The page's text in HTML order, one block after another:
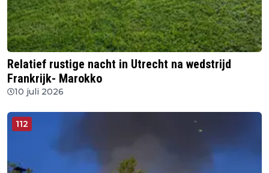
Relatief rustige nacht in Utrecht na wedstrijd
Frankrijk- Marokko
10 juli 2026
112